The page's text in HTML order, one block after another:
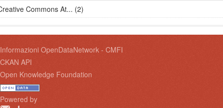
Commons At... (2)
Informazioni OpenDataNetwork - CMFI
CKAN API
Open Knowledge Foundation
Powered by